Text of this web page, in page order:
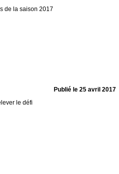
de la saison 2017
Publié le 25 avril 2017
le défi